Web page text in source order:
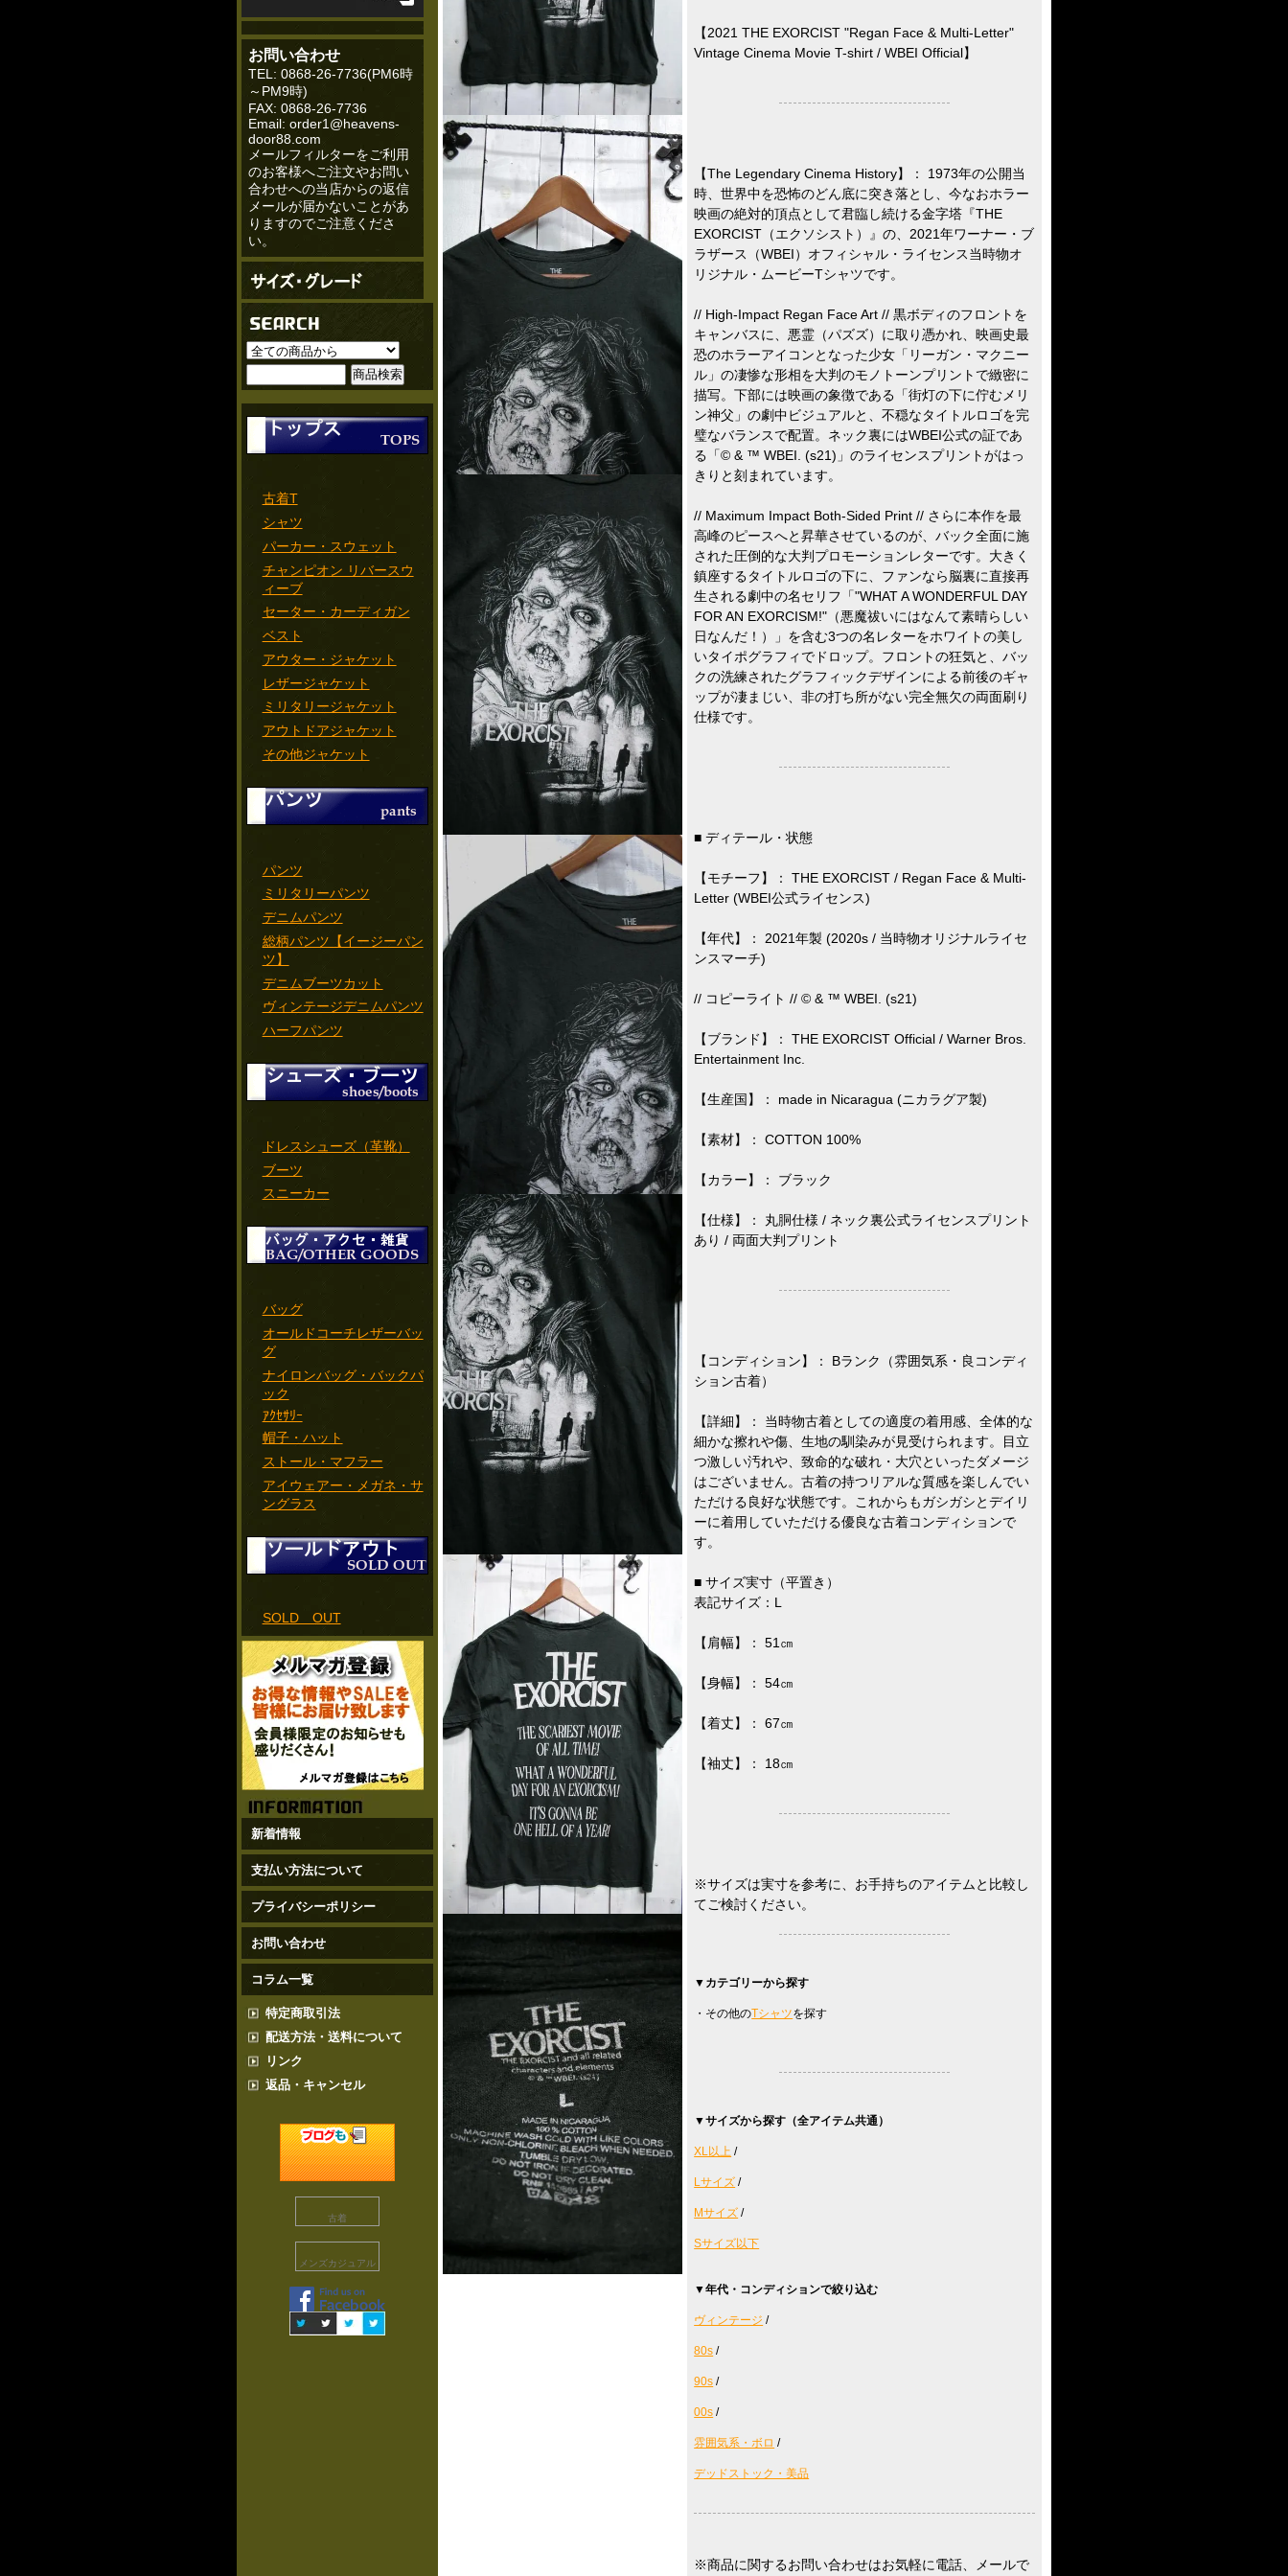
お問い合わせ
TEL: 0868-26-7736(PM6時
～PM9時)
FAX: 0868-26-7736
Email: order1@heavens-
door88.com
メールフィルターをご利用
のお客様へご注文やお問い
合わせへの当店からの返信
メールが届かないことがあ
りますのでご注意くださ
い。
古着T
シャツ
パーカー・スウェット
チャンピオン リバースウ
ィーブ
セーター・カーディガン
ベスト
アウター・ジャケット
レザージャケット
ミリタリージャケット
アウトドアジャケット
その他ジャケット
パンツ
ミリタリーパンツ
デニムパンツ
総柄パンツ【イージーパン
ツ】
デニムブーツカット
ヴィンテージデニムパンツ
ハーフパンツ
ドレスシューズ（革靴）
ブーツ
スニーカー
バッグ
オールドコーチレザーバッ
グ
ナイロンバッグ・バックパ
ック
ｱｸｾｻﾘｰ
帽子・ハット
ストール・マフラー
アイウェアー・メガネ・サ
ングラス
SOLD OUT
新着情報
支払い方法について
プライバシーポリシー
お問い合わせ
コラム一覧
特定商取引法
配送方法・送料について
リンク
返品・キャンセル
古着
メンズカジュアル
【2021 THE EXORCIST "Regan Face & Multi-Letter"
Vintage Cinema Movie T-shirt / WBEI Official】
【The Legendary Cinema History】： 1973年の公開当
時、世界中を恐怖のどん底に突き落とし、今なおホラー
映画の絶対的頂点として君臨し続ける金字塔『THE
EXORCIST（エクソシスト）』の、2021年ワーナー・ブ
ラザース（WBEI）オフィシャル・ライセンス当時物オ
リジナル・ムービーTシャツです。
// High-Impact Regan Face Art // 黒ボディのフロントを
キャンバスに、悪霊（パズズ）に取り憑かれ、映画史最
恐のホラーアイコンとなった少女「リーガン・マクニー
ル」の凄惨な形相を大判のモノトーンプリントで緻密に
描写。下部には映画の象徴である「街灯の下に佇むメリ
ン神父」の劇中ビジュアルと、不穏なタイトルロゴを完
璧なバランスで配置。ネック裏にはWBEI公式の証であ
る「© & ™ WBEI. (s21)」のライセンスプリントがはっ
きりと刻まれています。
// Maximum Impact Both-Sided Print // さらに本作を最
高峰のピースへと昇華させているのが、バック全面に施
された圧倒的な大判プロモーションレターです。大きく
鎮座するタイトルロゴの下に、ファンなら脳裏に直接再
生される劇中の名セリフ「"WHAT A WONDERFUL DAY
FOR AN EXORCISM!"（悪魔祓いにはなんて素晴らしい
日なんだ！）」を含む3つの名レターをホワイトの美し
いタイポグラフィでドロップ。フロントの狂気と、バッ
クの洗練されたグラフィックデザインによる前後のギャ
ップが凄まじい、非の打ち所がない完全無欠の両面刷り
仕様です。
■ ディテール・状態
【モチーフ】： THE EXORCIST / Regan Face & Multi-
Letter (WBEI公式ライセンス)
【年代】： 2021年製 (2020s / 当時物オリジナルライセ
ンスマーチ)
// コピーライト // © & ™ WBEI. (s21)
【ブランド】： THE EXORCIST Official / Warner Bros.
Entertainment Inc.
【生産国】： made in Nicaragua (ニカラグア製)
【素材】： COTTON 100%
【カラー】： ブラック
【仕様】： 丸胴仕様 / ネック裏公式ライセンスプリント
あり / 両面大判プリント
【コンディション】： Bランク（雰囲気系・良コンディ
ション古着）
【詳細】： 当時物古着としての適度の着用感、全体的な
細かな擦れや傷、生地の馴染みが見受けられます。目立
つ激しい汚れや、致命的な破れ・大穴といったダメージ
はございません。古着の持つリアルな質感を楽しんでい
ただける良好な状態です。これからもガシガシとデイリ
ーに着用していただける優良な古着コンディションで
す。
■ サイズ実寸（平置き）
表記サイズ：L
【肩幅】： 51㎝
【身幅】： 54㎝
【着丈】： 67㎝
【袖丈】： 18㎝
※サイズは実寸を参考に、お手持ちのアイテムと比較し
てご検討ください。
▼カテゴリーから探す
・その他のTシャツを探す
▼サイズから探す（全アイテム共通）
XL以上 /
Lサイズ /
Mサイズ /
Sサイズ以下
▼年代・コンディションで絞り込む
ヴィンテージ /
80s /
90s /
00s /
雰囲気系・ボロ /
デッドストック・美品
※商品に関するお問い合わせはお気軽に電話、メールで